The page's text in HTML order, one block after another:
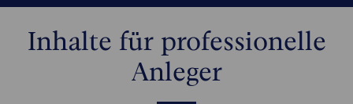
Inhalte für professionelle
Anleger